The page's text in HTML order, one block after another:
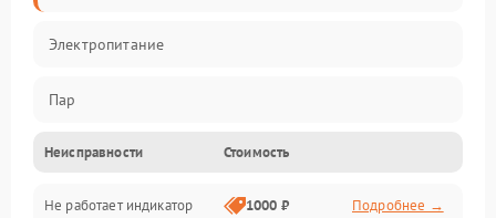
Электропитание
Пар
Герметичность
Механические повреждения
Неисправности Стоимость
Не работает индикатор 1000 ₽ Подробнее →